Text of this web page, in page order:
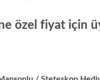
özel fiyat için